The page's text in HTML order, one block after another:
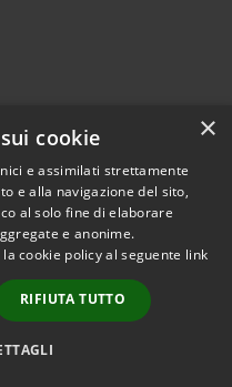
×
cookie
e assimilati strettamente
e alla navigazione del sito,
al solo fine di elaborare
e anonime.
cookie policy al seguente link
RIFIUTA TUTTO